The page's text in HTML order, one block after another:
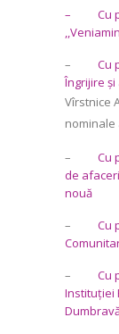
– Cu
– Cu
Îngrijire
Vîrstnice
nominale
– Cu
de
nouă
– Cu
– Cu
Instituției